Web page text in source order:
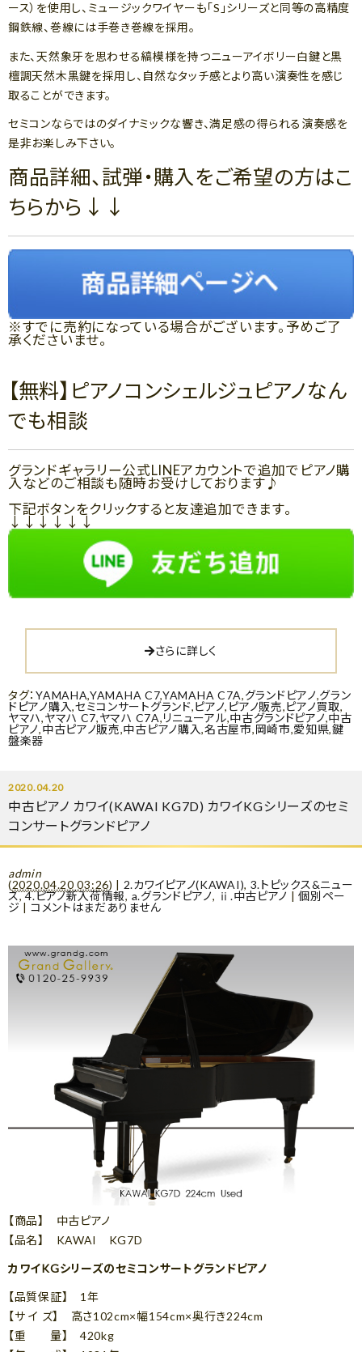
ース）を使用し、ミュージックワイヤーも「S」シリーズと同等の高精度
鋼鉄線、巻線には手巻き巻線を採用。
また、天然象牙を思わせる縞模様を持つニューアイボリー白鍵と黒
檀調天然木黒鍵を採用し、自然なタッチ感とより高い演奏性を感じ
取ることができます。
セミコンならではのダイナミックな響き、満足感の得られる演奏感を
是非お楽しみ下さい。
商品詳細、試弾・購入をご希望の方はこ
ちらから↓↓
※すでに売約になっている場合がございます。予めご了
承くださいませ。
【無料】ピアノコンシェルジュピアノなん
でも相談
グランドギャラリー公式LINEアカウントで追加でピアノ購
入などのご相談も随時お受けしております♪
下記ボタンをクリックすると友達追加できます。
↓↓↓↓↓↓
さらに詳しく
タグ：YAMAHA,YAMAHA C7,YAMAHA C7A,グランドピアノ,グラン
ドピアノ購入,セミコンサートグランド,ピアノ, ピアノ販売,ピアノ買取,
ヤマハ,ヤマハ C7,ヤマハ C7A,リニューアル,中古グランドピアノ,中古
ピアノ,中古ピアノ販売,中古ピアノ購入,名古屋市,岡崎市,愛知県,鍵
盤楽器
2020.04.20
中古ピアノ カワイ(KAWAI KG7D) カワイKGシリーズのセミ
コンサートグランドピアノ
admin
(2020.04.20 03:26) | 2.カワイピアノ(KAWAI), 3.トピックス&ニュー
ス,4.ピアノ新入荷情報, a.グランドピアノ, ⅱ.中古ピアノ |個別ペー
ジ | コメントはまだありません
【商品】 中古ピアノ
【品名】 KAWAI KG7D
カワイKGシリーズのセミコンサートグランドピアノ
【品質保証】 1年
【サ イ ズ】 高さ102cm×幅154cm×奥行き224cm
【重 量】 420kg